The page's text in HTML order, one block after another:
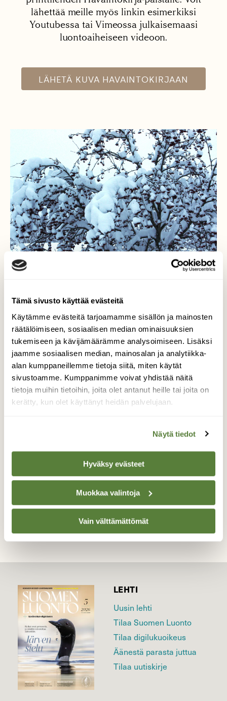
Tämä sivusto käyttää evästeitä
Käytämme evästeitä tarjoamamme sisällön ja mainosten
räätälöimiseen, sosiaalisen median ominaisuuksien
tukemiseen ja kävijämäärämme analysoimiseen. Lisäksi
jaamme sosiaalisen median, mainosalan ja analytiikka-
alan kumppaneillemme tietoja siitä, miten käytät
sivustoamme. Kumppanimme voivat yhdistää näitä
tietoja muihin tietoihin, joita olet antanut heille tai joita on
kerätty, kun olet käyttänyt heidän palvelujaan.
Näytä tiedot
Hyväksy evästeet
Muokkaa valintoja
Vain välttämättömät
lähettää meille myös linkin esimerkiksi
Youtubessa tai Vimeossa julkaisemaasi
luontoaiheiseen videoon.
LÄHETÄ KUVA HAVAINTOKIRJAAN
Pihlajan kaksi taakkaa
Sanotaan, ettei pihlaja kanna kahta
taakkaa, siis runsasta pihlajanmarjasatoa ja
lumitaakkaa. Se ei tammikuussa ainakaan
näy pitävän paikkaansa täällä Savossa, sillä
molempia on riittänyt niin lintujen kuin
lumesta pitävienkin iloksi, vaikkakin suuret
tilhi , räklä ym. lintuparvet ovatkin
Valokuvaaja: Kaarina Heiskanen, Kuopio, Maaninka
14.1.2015
TAKAISIN LISTAAN
LEHTI
Uusin lehti
Tilaa Suomen Luonto
Tilaa digilukuoikeus
Äänestä parasta juttua
Tilaa uutiskirje